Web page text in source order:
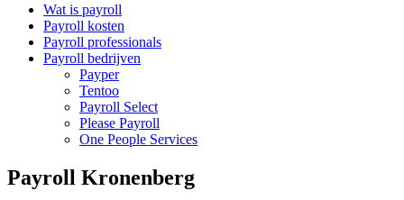
Wat is payroll
Payroll kosten
Payroll professionals
Payroll bedrijven
Payper
Tentoo
Payroll Select
Please Payroll
One People Services
Payroll Kronenberg